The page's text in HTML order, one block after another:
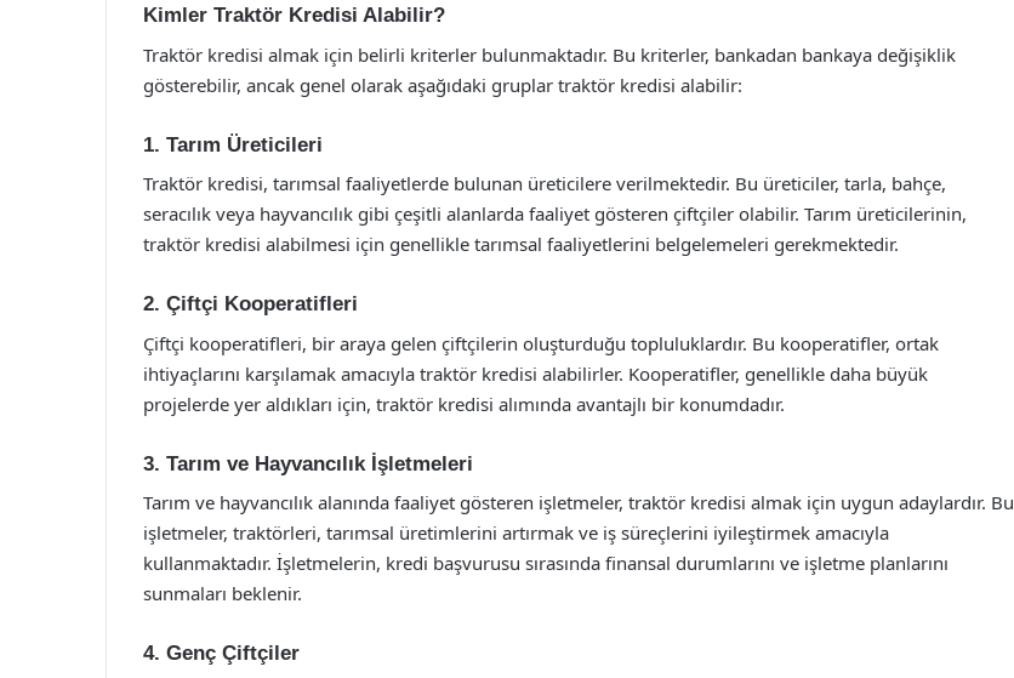
Kimler Traktör Kredisi Alabilir?
Traktör kredisi almak için belirli kriterler bulunmaktadır. Bu kriterler, bankadan bankaya değişiklik
gösterebilir, ancak genel olarak aşağıdaki gruplar traktör kredisi alabilir:
1. Tarım Üreticileri
Traktör kredisi, tarımsal faaliyetlerde bulunan üreticilere verilmektedir. Bu üreticiler, tarla, bahçe,
seracılık veya hayvancılık gibi çeşitli alanlarda faaliyet gösteren çiftçiler olabilir. Tarım üreticilerinin,
traktör kredisi alabilmesi için genellikle tarımsal faaliyetlerini belgelemeleri gerekmektedir.
2. Çiftçi Kooperatifleri
Çiftçi kooperatifleri, bir araya gelen çiftçilerin oluşturduğu topluluklardır. Bu kooperatifler, ortak
ihtiyaçlarını karşılamak amacıyla traktör kredisi alabilirler. Kooperatifler, genellikle daha büyük
projelerde yer aldıkları için, traktör kredisi alımında avantajlı bir konumdadır.
3. Tarım ve Hayvancılık İşletmeleri
Tarım ve hayvancılık alanında faaliyet gösteren işletmeler, traktör kredisi almak için uygun adaylardır. Bu
işletmeler, traktörleri, tarımsal üretimlerini artırmak ve iş süreçlerini iyileştirmek amacıyla
kullanmaktadır. İşletmelerin, kredi başvurusu sırasında finansal durumlarını ve işletme planlarını
sunmaları beklenir.
4. Genç Çiftçiler